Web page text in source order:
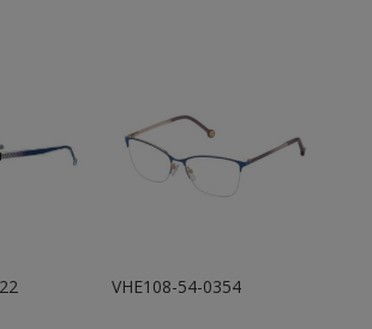
VHE108-54-0354